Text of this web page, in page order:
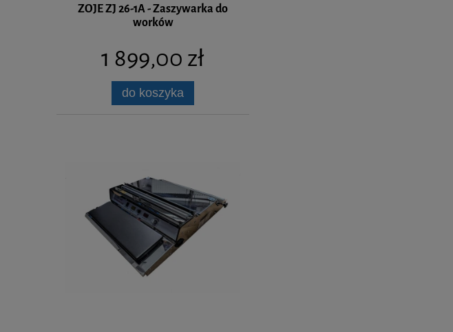
ZOJE ZJ 26-1A - Zaszywarka do
worków
1 899,00 zł
do koszyka